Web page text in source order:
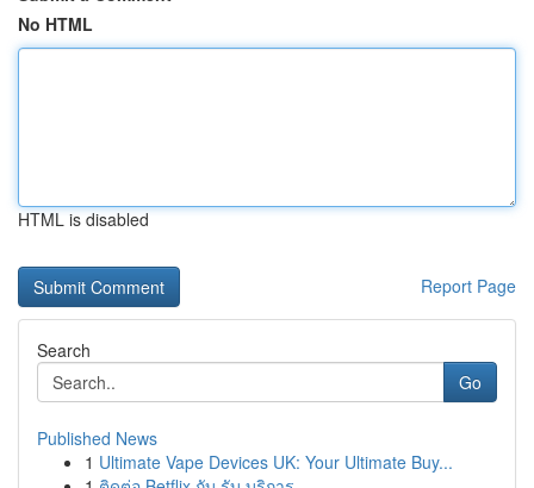
No HTML
HTML is disabled
Report Page
Search
Go
Published News
1 Ultimate Vape Devices UK: Your Ultimate Buy...